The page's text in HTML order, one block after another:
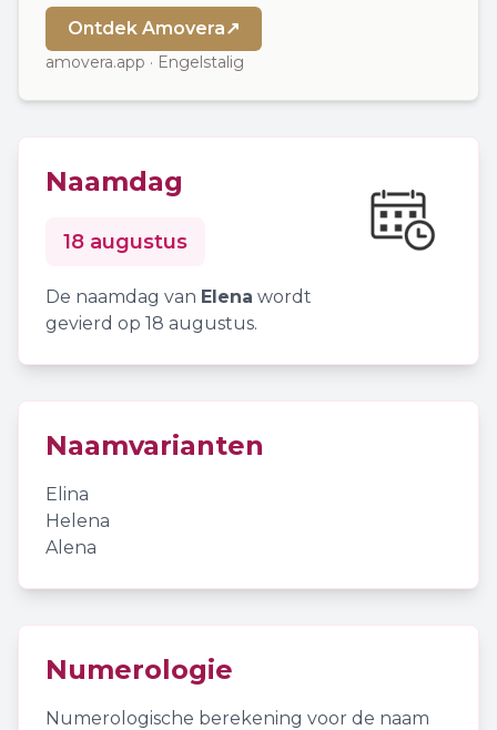
Ontdek Amovera↗
amovera.app · Engelstalig
Naamdag
18 augustus
De naamdag van Elena wordt
gevierd op 18 augustus.
Naamvarianten
Elina
Helena
Alena
Numerologie
Numerologische berekening voor de naam